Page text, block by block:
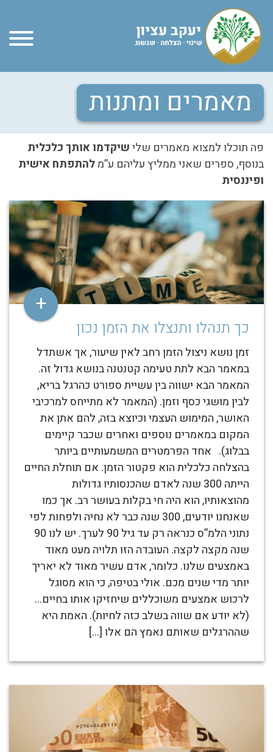
content
מאמרים ומתנות
פה תוכלו למצוא מאמרים שלישיקדמו אותך כלכלית
בנוסף, ספרים שאני ממליץ עליהם ע”מלהתפתח אישית
ופיננסית
+
כך תנהלו ותנצלו את הזמן נכון
זמן נושא ניצול הזמן רחב לאין שיעור, אך אשתדל
במאמר הבא לתת טעימה קטנטנה בנושא גדול זה.
המאמר הבא ישווה בין עשיית ספורט כהרגל בריא,
לבין מושגי כסף וזמן. (המאמר לא מתייחס למרכיבי
האושר, המימוש העצמי וכיוצא בזה, להם אתן את
המקום במאמרים נוספים ואחרים שכבר קיימים
בבלוג). אחד הפרמטרים המשמעותיים ביותר
בהצלחה כלכלית הוא פקטור הזמן. אם תוחלת החיים
הייתה 300 שנה לאדם שהכנסותיו גדולות
מהוצאותיו, הוא היה חי בקלות בעושר רב. אך כמו
שאנחנו יודעים, 300 שנה כבר לא נחיה ולפחות לפי
נתוני הלמ”ס כנראה רק עד גיל 90 לערך. יש לנו 90
שנה מקצה לקצה. העובדה הזו תלויה מעט מאוד
באמצעים שלנו. כלומר, אדם עשיר מאוד לא יאריך
יותר מדי שנים מכם. אולי בטיפה, כי הוא מסוגל
לרכוש אמצעים משוכללים שיחזיקו אותו בחיים…
(לא יודע אם שווה בשלב כזה לחיות). האמת היא
שההרגלים שאותם נאמץ הם אלו […]